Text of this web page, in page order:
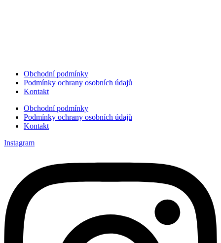
Obchodní podmínky
Podmínky ochrany osobních údajů
Kontakt
Obchodní podmínky
Podmínky ochrany osobních údajů
Kontakt
Instagram